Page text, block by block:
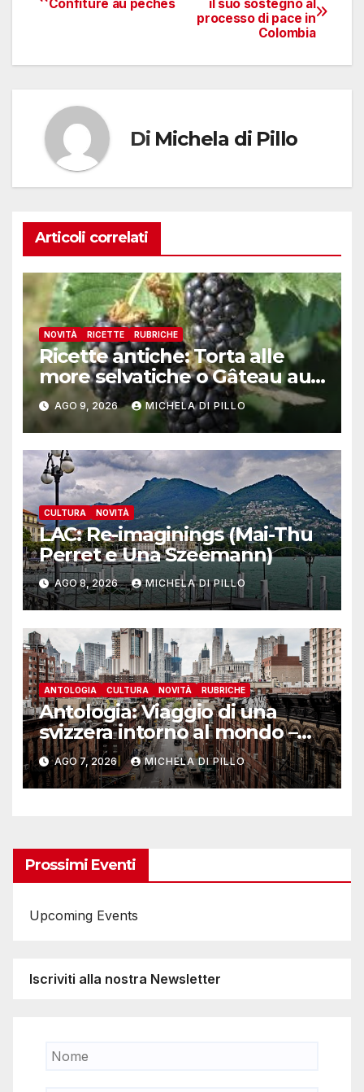
il suo sostegno al
processo di pace in
Colombia
Confiture au pêches
Di Michela di Pillo
Articoli correlati
NOVITÀ RICETTE RUBRICHE
Ricette antiche: Torta alle
more selvatiche o Gâteau au
mȗres sauvages
AGO 9, 2026 MICHELA DI PILLO
CULTURA NOVITÀ
LAC: Re-imaginings (Mai-Thu
Perret e Una Szeemann)
AGO 8, 2026 MICHELA DI PILLO
ANTOLOGIA CULTURA NOVITÀ RUBRICHE
Antologia: Viaggio di una
svizzera intorno al mondo –
Yosemite
AGO 7, 2026 MICHELA DI PILLO
Prossimi Eventi
Upcoming Events
Iscriviti alla nostra Newsletter